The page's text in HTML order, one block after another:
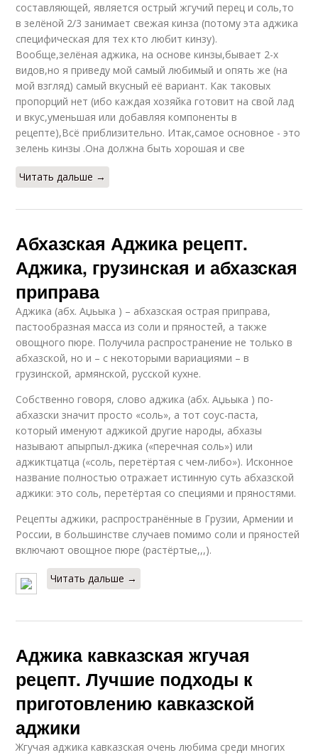
составляющей, является острый жгучий перец и соль,то
в зелёной 2/3 занимает свежая кинза (потому эта аджика
специфическая для тех кто любит кинзу).
Вообще,зелёная аджика, на основе кинзы,бывает 2-х
видов,но я приведу мой самый любимый и опять же (на
мой взгляд) самый вкусный её вариант. Как таковых
пропорций нет (ибо каждая хозяйка готовит на свой лад
и вкус,уменьшая или добавляя компоненты в
рецепте),Всё приблизительно. Итак,самое основное - это
зелень кинзы .Она должна быть хорошая и све
Читать дальше →
Абхазская Аджика рецепт.
Аджика, грузинская и абхазская
приправа
Аджика (абх. Аџьыка ) – абхазская острая приправа,
пастообразная масса из соли и пряностей, а также
овощного пюре. Получила распространение не только в
абхазской, но и – с некоторыми вариациями – в
грузинской, армянской, русской кухне.
Собственно говоря, слово аджика (абх. Аџьыка ) по-
абхазски значит просто «соль», а тот соус-паста,
который именуют аджикой другие народы, абхазы
называют апырпыл-джика («перечная соль») или
аджиктцатца («соль, перетёртая с чем-либо»). Исконное
название полностью отражает истинную суть абхазской
аджики: это соль, перетёртая со специями и пряностями.
Рецепты аджики, распространённые в Грузии, Армении и
России, в большинстве случаев помимо соли и пряностей
включают овощное пюре (растёртые,,,).
Читать дальше →
Аджика кавказская жгучая
рецепт. Лучшие подходы к
приготовлению кавказской
аджики
Жгучая аджика кавказская очень любима среди многих